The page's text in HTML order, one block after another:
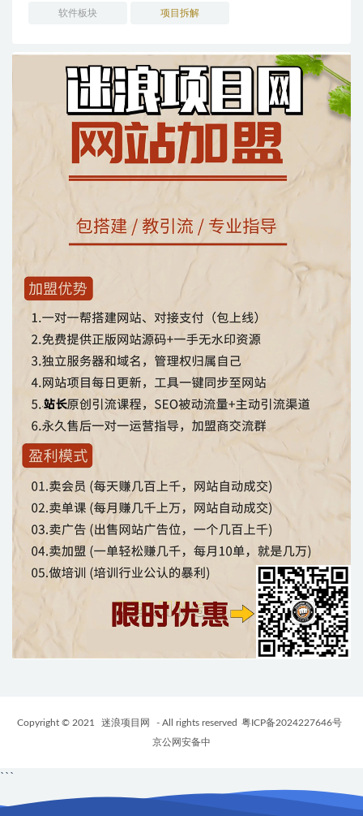
软件板块 项目拆解
Copyright © 2021 迷浪项目网 - All rights reserved 粤ICP备2024227646号
京公网安备中
```